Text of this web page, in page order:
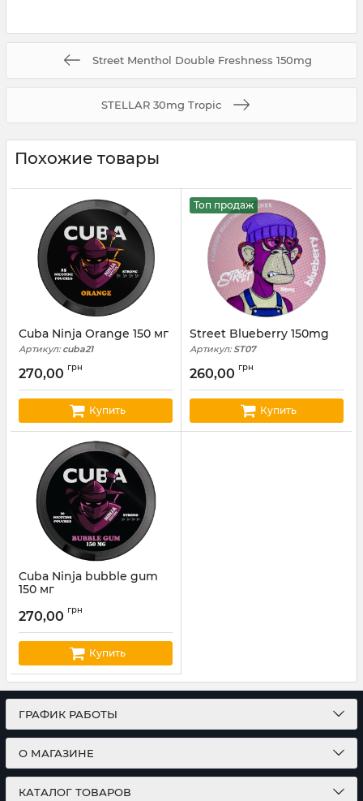
Street Menthol Double Freshness 150mg
STELLAR 30mg Tropic
Похожие товары
Cuba Ninja Orange 150 мг
Артикул:cuba21
270,00 грн
Купить
Топ продаж
Street Blueberry 150mg
Артикул:ST07
260,00 грн
Купить
Cuba Ninja bubble gum
150 мг
270,00 грн
Купить
ГРАФИК РАБОТЫ
О МАГАЗИНЕ
КАТАЛОГ ТОВАРОВ